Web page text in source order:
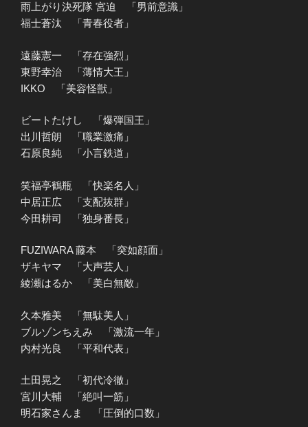
雨上がり決死隊 宮迫 「男前意識」
福士蒼汰 「青春役者」
遠藤憲一 「存在強烈」
東野幸治 「薄情大王」
IKKO 「美容怪獣」
ビートたけし 「爆弾国王」
出川哲朗 「職業激痛」
石原良純 「小言鉄道」
笑福亭鶴瓶 「快楽名人」
中居正広 「支配抜群」
今田耕司 「独身番長」
FUZIWARA 藤本 「突如顔面」
ザキヤマ 「大声芸人」
綾瀬はるか 「美白無敵」
久本雅美 「無駄美人」
ブルゾンちえみ 「激流一年」
内村光良 「平和代表」
土田晃之 「初代冷徹」
宮川大輔 「絶叫一筋」
明石家さんま 「圧倒的口数」